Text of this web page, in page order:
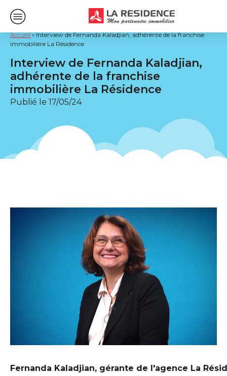
Accueil»Interview de Fernanda Kaladjian, adhérente de la franchise
immobilière La Résidence
Interview de Fernanda Kaladjian,
adhérente de la franchise
immobilière La Résidence
Publié le 17/05/24
Fernanda Kaladjian, gérante de l'agence La